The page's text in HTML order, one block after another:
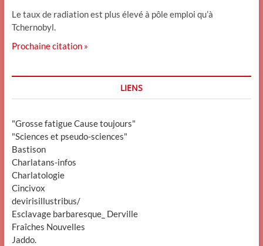
Le taux de radiation est plus élevé à pôle emploi qu’à
Tchernobyl.
Prochaine citation »
LIENS
"Grosse fatigue Cause toujours"
"Sciences et pseudo-sciences"
Bastison
Charlatans-infos
Charlatologie
Cincivox
devirisillustribus/
Esclavage barbaresque_ Derville
Fraîches Nouvelles
Jaddo.